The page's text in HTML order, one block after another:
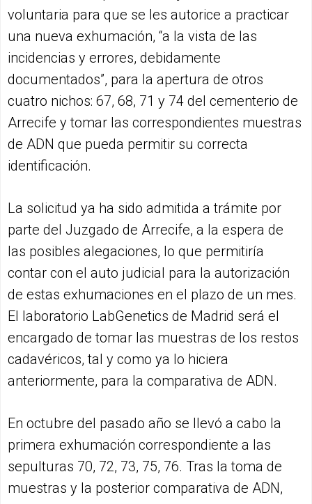
voluntaria para que se les autorice a practicar
una nueva exhumación, “a la vista de las
incidencias y errores, debidamente
documentados”, para la apertura de otros
cuatro nichos: 67, 68, 71 y 74 del cementerio de
Arrecife y tomar las correspondientes muestras
de ADN que pueda permitir su correcta
identificación.
La solicitud ya ha sido admitida a trámite por
parte del Juzgado de Arrecife, a la espera de
las posibles alegaciones, lo que permitiría
contar con el auto judicial para la autorización
de estas exhumaciones en el plazo de un mes.
El laboratorio LabGenetics de Madrid será el
encargado de tomar las muestras de los restos
cadavéricos, tal y como ya lo hiciera
anteriormente, para la comparativa de ADN.
En octubre del pasado año se llevó a cabo la
primera exhumación correspondiente a las
sepulturas 70, 72, 73, 75, 76. Tras la toma de
muestras y la posterior comparativa de ADN,